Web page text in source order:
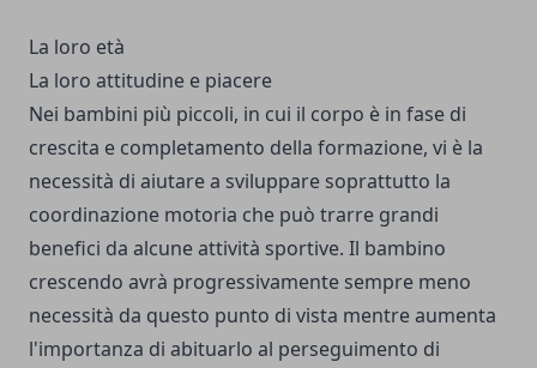
La loro età
La loro attitudine e piacere
Nei bambini più piccoli, in cui il corpo è in fase di
crescita e completamento della formazione, vi è la
necessità di aiutare a sviluppare soprattutto la
coordinazione motoria che può trarre grandi
benefici da alcune attività sportive. Il bambino
crescendo avrà progressivamente sempre meno
necessità da questo punto di vista mentre aumenta
l'importanza di abituarlo al perseguimento di